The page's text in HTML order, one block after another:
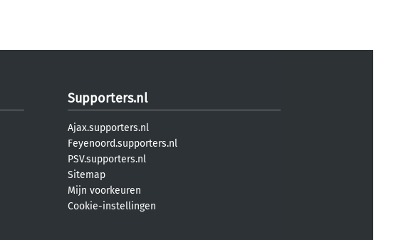
Supporters.nl
Ajax.supporters.nl
Feyenoord.supporters.nl
PSV.supporters.nl
Sitemap
Mijn voorkeuren
Cookie-instellingen